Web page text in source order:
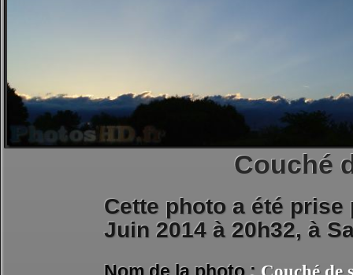
Couché
Cette photo a été
Juin 2014 à 20h32, à
Nom de la photo :